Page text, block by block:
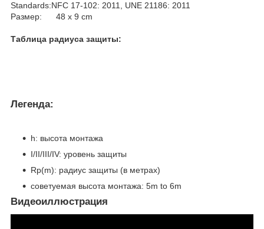
Standards:NFC 17-102: 2011, UNE 21186: 2011
Размер: 48 x 9 cm
Таблица радиуса защиты:
Легенда:
h: высота монтажа
I/II/III/IV: уровень защиты
Rp(m): радиус защиты (в метрах)
советуемая высота монтажа: 5m to 6m
Видеоиллюстрация